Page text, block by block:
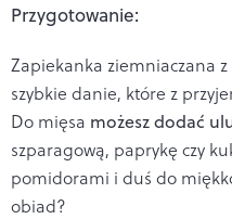
Przygotowanie:
Zapiekanka ziemniaczana
szybkie danie, które z
Do mięsa możesz dodać
szparagową, paprykę czy
pomidorami i duś do
obiad?